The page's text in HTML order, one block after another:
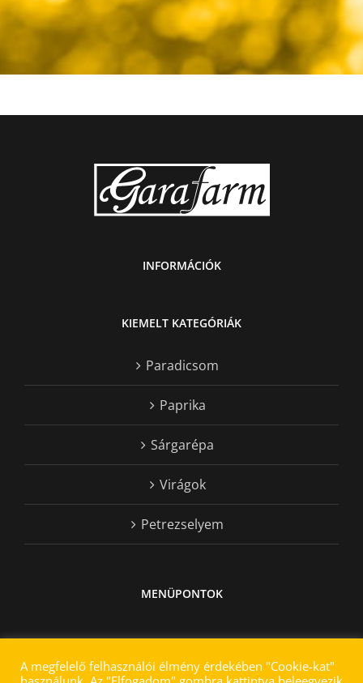
INFORMÁCIÓK
KIEMELT KATEGÓRIÁK
Paradicsom
Paprika
Sárgarépa
Virágok
Petrezselyem
MENÜPONTOK
A megfelelő felhasználói élmény érdekében "Cookie-kat"